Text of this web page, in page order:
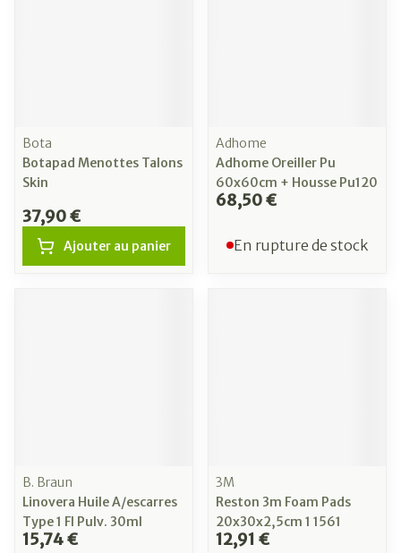
Bota
Botapad Menottes Talons
Skin
37,90 €
Ajouter au panier
Adhome
Adhome Oreiller Pu
60x60cm + Housse Pu120
68,50 €
En rupture de stock
B. Braun
Linovera Huile A/escarres
Type 1 Fl Pulv. 30ml
15,74 €
3M
Reston 3m Foam Pads
20x30x2,5cm 1 1561
12,91 €